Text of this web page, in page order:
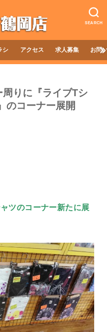
SEARCH
シ アクセス 求人募集 お問
りに『ライブTシ
のコーナー展開
ツのコーナー新たに展